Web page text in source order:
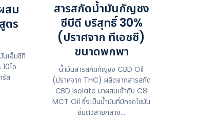
สม
ตร
เอ็มซีที
ไอ
รัส
สารสกัดน้ำมันกัญชง
ซีบีดี บริสุทธิ์ 30%
(ปราศจาก ทีเอชซี)
ขนาดพกพา
น้ำมันสารสกัดกัญชง CBD Oil
(ปราศจาก THC) ผลิตจากสารสกัด
CBD Isolate มาผสมเข้ากับ C8
MCT Oil ซึ่งเป็นน้ำมันที่มีกรดไขมัน
อิ่มตัวสายกลาง...